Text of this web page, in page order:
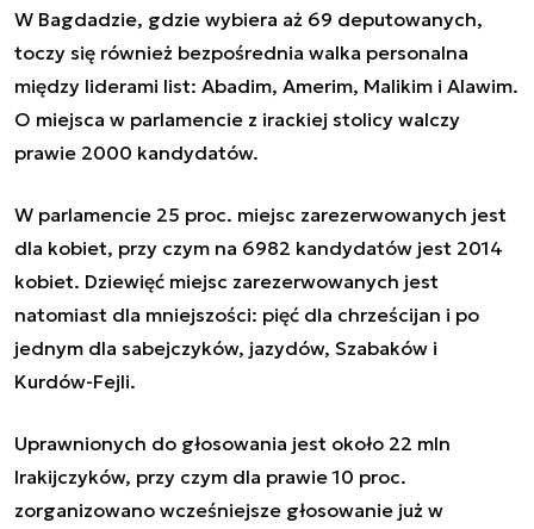
W Bagdadzie, gdzie wybiera aż 69 deputowanych,
toczy się również bezpośrednia walka personalna
między liderami list: Abadim, Amerim, Malikim i Alawim.
O miejsca w parlamencie z irackiej stolicy walczy
prawie 2000 kandydatów.
W parlamencie 25 proc. miejsc zarezerwowanych jest
dla kobiet, przy czym na 6982 kandydatów jest 2014
kobiet. Dziewięć miejsc zarezerwowanych jest
natomiast dla mniejszości: pięć dla chrześcijan i po
jednym dla sabejczyków, jazydów, Szabaków i
Kurdów-Fejli.
Uprawnionych do głosowania jest około 22 mln
Irakijczyków, przy czym dla prawie 10 proc.
zorganizowano wcześniejsze głosowanie już w